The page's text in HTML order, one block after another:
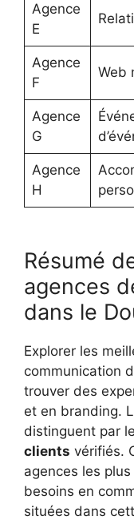
Agence
E
Agence
F
Web
Agence
G
Agence
H
Résumé
agences
dans le
Explorer les
communication
trouver des
et en branding.
distinguent par
clients vérifiés.
agences les
besoins en
situées dans